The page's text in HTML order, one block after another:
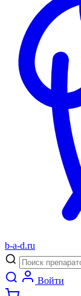
b-a-d.ru
Войти